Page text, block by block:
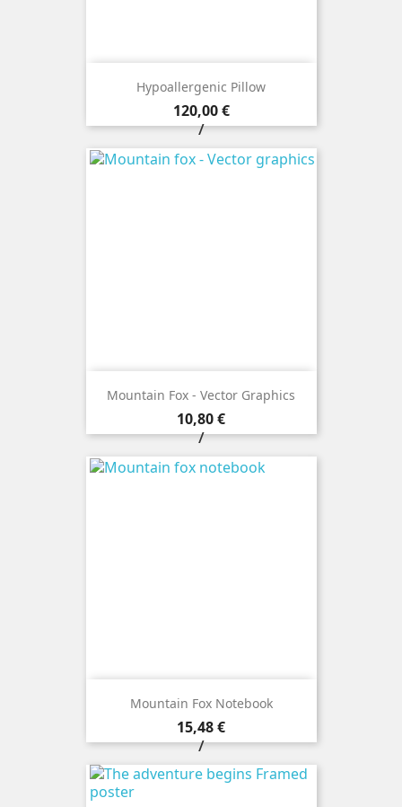
Hypoallergenic Pillow
Prezzo
120,00 €
/
Mountain Fox - Vector Graphics
Prezzo
10,80 €
/
Mountain Fox Notebook
Prezzo
15,48 €
/